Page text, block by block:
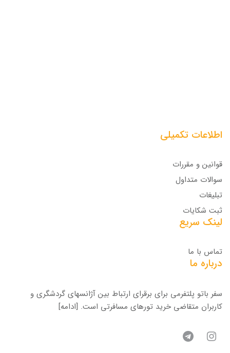
اطلاعات تکمیلی
قوانین و مقررات
سوالات متداول
تبلیغات
ثبت شکایات
لینک سریع
تماس با ما
درباره ما
سفر باتو پلتفرمی برای برقرای ارتباط بین آژانسهای گردشگری و
کاربران متقاضی خرید تورهای مسافرتی است. [ادامه]